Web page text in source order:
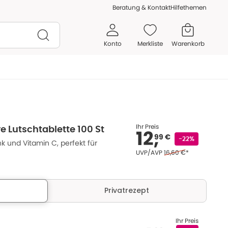
Beratung & KontaktHilfethemen
Konto Merkliste Warenkorb
Lutschtablette 100 St
und Vitamin C, perfekt für
Ihr Preis
12,99 € -22%
UVP/AVPEhemaliger Preis (U V
16,60 €*
Privatrezept
Ihr Preis